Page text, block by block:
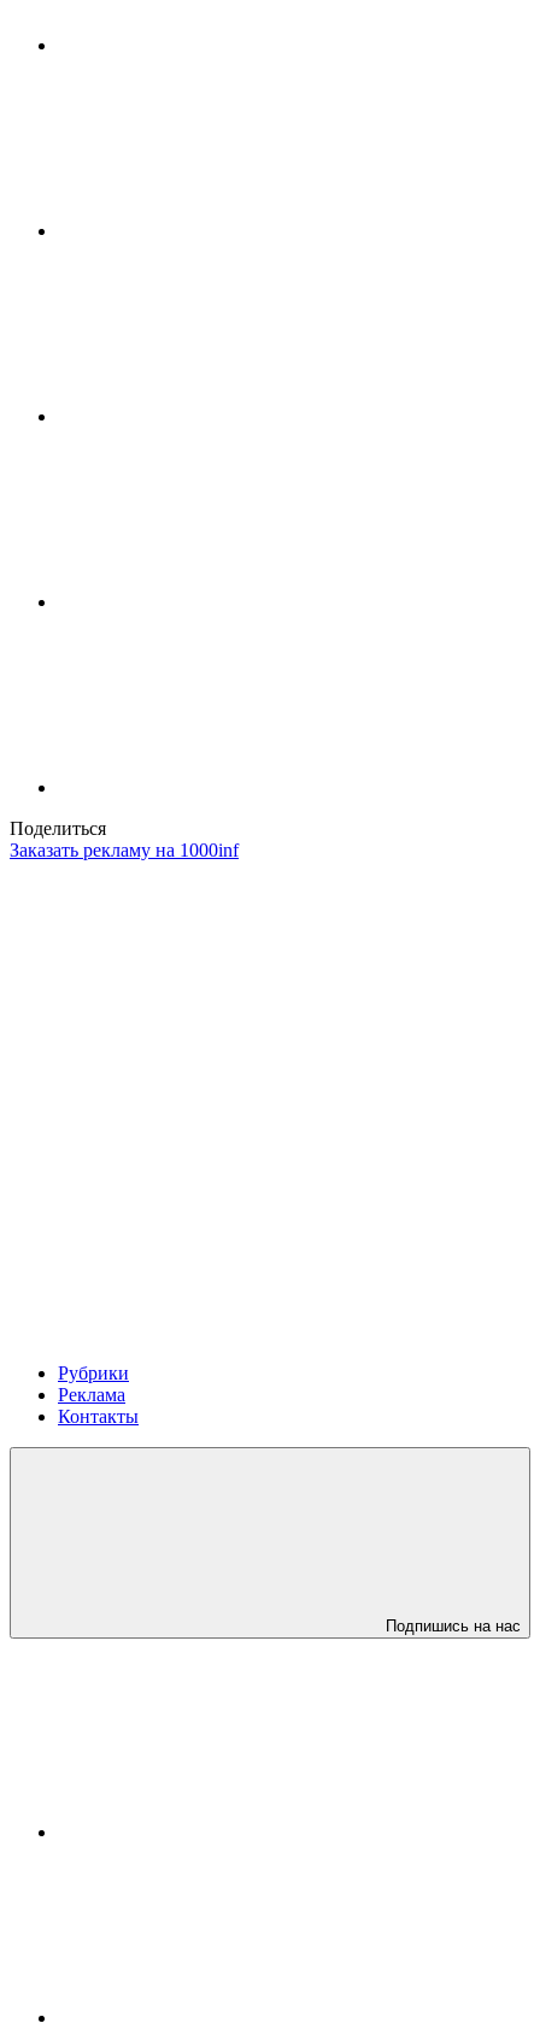
Поделиться
Заказать рекламу на 1000inf
Рубрики
Реклама
Контакты
Подпишись на нас